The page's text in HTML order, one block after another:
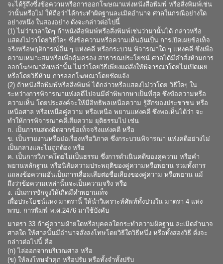
จะได้รู้ถึงซึ่งข้อความหรือการออกโฆษณาแห่งหนังสือพิมพ์ หรือสิ่งพิมพ์เช่น
ว่านั้นหรือไม่ ให้ถือว่าได้กระทำผิดฐานละเมิดอำนาจ ศาลในกรณีอย่างใด
อย่างหนึ่ง ในสองอย่าง ดั่งจะกล่าวต่อไปนี้
(1) ไม่ว่าเวลาใดๆ ถ้าหนังสือพิมพ์หรือสิ่งพิมพ์เช่นว่ามานั้นได้ กล่าวหรือ
แสดงไม่ว่าโดยวิธีใดๆ ซึ่งข้อความหรือความเห็นอันเป็น การเปิดเผยข้อเท็จ
จริงหรือพฤติการณ์อื่น ๆ แห่งคดี หรือกระบวน พิจารณาใด ๆ แห่งคดี ซึ่งเพื่อ
ความเหมาะสมหรือเพื่อคุ้มครอง สาธารณประโยชน์ ศาลได้มีคำสั่งห้ามการ
ออกโฆษณาสิ่งเหล่านั้น ไม่ว่าโดยวิธีเพียงแต่สั่งให้พิจารณาโดยไม่เปิดเผย
หรือโดยวิธีห้าม การออกโฆษณาโดยชัดแจ้ง
(2) ถ้าหนังสือพิมพ์หรือสิ่งพิมพ์ ได้กล่าวหรือแสดงไม่ว่าโดย วิธีใดๆ ใน
ระหว่างการพิจารณาแห่งคดีไปจนมีคำพิพากษาเป็นที่สุด ซึ่งข้อความหรือ
ความเห็น โดยประสงค์จะให้มีอิทธิพลเหนือความ รู้สึกของประชาชน หรือ
เหนือศาล หรือเหนือคู่ความ หรือเหนือ พยานแห่งคดี ซึ่งพอเห็นได้ว่า จะ
ทำให้การพิจารณาคดีเสียความ ยุติธรรมไป เช่น
ก. เป็นการแสดงผิดจากข้อเท็จจริงแห่งคดี หรือ
ข. เป็นรายงานหรือย่อเรื่องหรือวิภาค ซึ่งกระบวนพิจารณา แห่งคดีอย่างไม่
เป็นกลางและไม่ถูกต้อง หรือ
ค. เป็นการวิภาคโดยไม่เป็นธรรม ซึ่งการดำเนินคดีของคู่ความ หรือคำ
พยานหลักฐาน หรือนิสัยความประพฤติของคู่ความหรือพยาน รวมทั้งการ
แถลงข้อความอันเป็นการเสื่อมเสียต่อชื่อเสียงของคู่ความ หรือพยาน แม้
ถึงว่าข้อความเหล่านั้นจะเป็นความจริง หรือ
ง. เป็นการชักจูงให้เกิดมีคำพยานเท็จ
เพื่อประโยชน์แห่ง มาตรานี้ ให้นำวิเคราะห์ศัพท์ทั้งปวงใน มาตรา 4 แห่ง
พรบ. การพิมพ์ พ.ศ.2476 มาใช้บังคับ
มาตรา 33 ถ้าคู่ความฝ่ายใดหรือบุคคลใดกระทำความผิดฐาน ละเมิดอำนาจ
ศาลใด ให้ศาลนั้นมีอำนาจสั่งลงโทษโดยวิธีใดวิธีหนึ่ง หรือทั้งสองวิธี ดั่งจะ
กล่าวต่อไปนี้ คือ
(ก) ไล่ออกจากบริเวณศาล หรือ
(ข) ให้ลงโทษจำคุก หรือปรับ หรือทั้งจำทั้งปรับ